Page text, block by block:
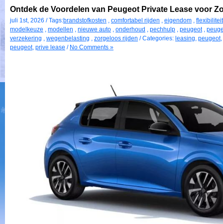
Ontdek de Voordelen van Peugeot Private Lease voor
juli 1st, 2026 / Tags:brandstofkosten , comfortabel rijden , eigendom , flexibiliteit
modelkeuze , modellen , nieuwe auto , onderhoud , pechhulp , peugeot,
verzekering , wegenbelasting , zorgeloos rijden / Categories: leasing, peugeot,
peugeot, prive lease / No Comments »